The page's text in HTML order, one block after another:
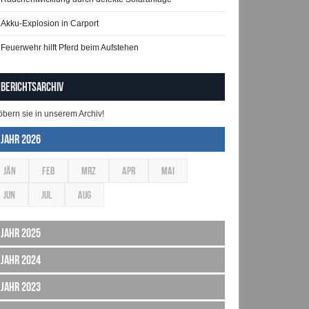
Akku-Explosion in Carport
Feuerwehr hilft Pferd beim Aufstehen
Berichtsarchiv
sie in unserem Archiv!
Jahr 2026
JÄN FEB MRZ APR MAI
JUN JUL AUG
Jahr 2025
Jahr 2024
Jahr 2023